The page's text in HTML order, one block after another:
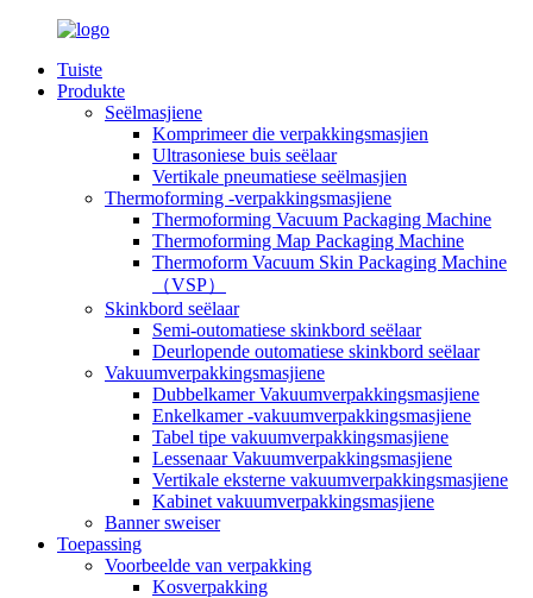
Tuiste
Produkte
Seëlmasjiene
Komprimeer die verpakkingsmasjien
Ultrasoniese buis seëlaar
Vertikale pneumatiese seëlmasjien
Thermoforming -verpakkingsmasjiene
Thermoforming Vacuum Packaging Machine
Thermoforming Map Packaging Machine
Thermoform Vacuum Skin Packaging Machine
（VSP）
Skinkbord seëlaar
Semi-outomatiese skinkbord seëlaar
Deurlopende outomatiese skinkbord seëlaar
Vakuumverpakkingsmasjiene
Dubbelkamer Vakuumverpakkingsmasjiene
Enkelkamer -vakuumverpakkingsmasjiene
Tabel tipe vakuumverpakkingsmasjiene
Lessenaar Vakuumverpakkingsmasjiene
Vertikale eksterne vakuumverpakkingsmasjiene
Kabinet vakuumverpakkingsmasjiene
Banner sweiser
Toepassing
Voorbeelde van verpakking
Kosverpakking